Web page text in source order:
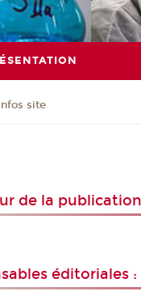
site
de la
éditoriales